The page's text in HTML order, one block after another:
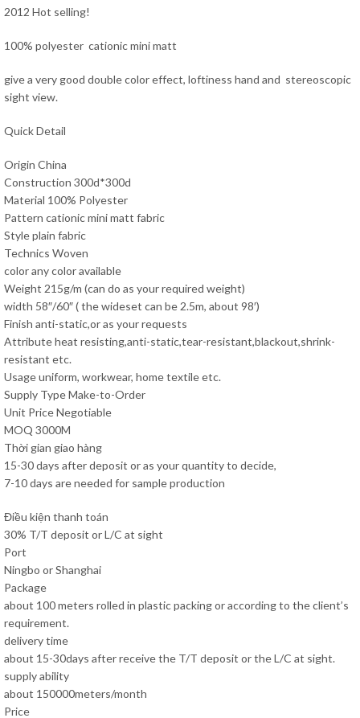
2012 Hot selling!
100% polyester cationic mini matt
give a very good double color effect, loftiness hand and stereoscopic
sight view.
Quick Detail
Origin China
Construction 300d*300d
Material 100% Polyester
Pattern cationic mini matt fabric
Style plain fabric
Technics Woven
color any color available
Weight 215g/m (can do as your required weight)
width 58″/60″ ( the wideset can be 2.5m, about 98′)
Finish anti-static,or as your requests
Attribute heat resisting,anti-static,tear-resistant,blackout,shrink-
resistant etc.
Usage uniform, workwear, home textile etc.
Supply Type Make-to-Order
Unit Price Negotiable
MOQ 3000M
Thời gian giao hàng
15-30 days after deposit or as your quantity to decide,
7-10 days are needed for sample production
Điều kiện thanh toán
30% T/T deposit or L/C at sight
Port
Ningbo or Shanghai
Package
about 100 meters rolled in plastic packing or according to the client’s
requirement.
delivery time
about 15-30days after receive the T/T deposit or the L/C at sight.
supply ability
about 150000meters/month
Price